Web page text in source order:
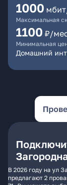
1000
Максимальная
1100 ₽/
Минимальная
Домашний
В 2026 году на ул
предлагают 2